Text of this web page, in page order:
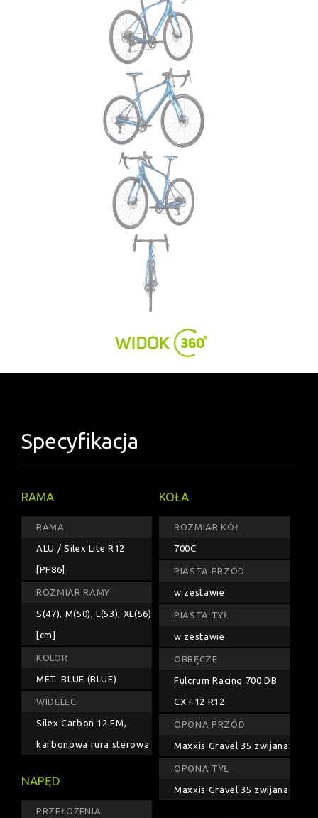
Specyfikacja
RAMA
RAMA
ALU / Silex Lite R12
[PF86]
ROZMIAR RAMY
S(47), M(50), L(53), XL(56)
[cm]
KOLOR
MET. BLUE (BLUE)
WIDELEC
Silex Carbon 12 FM,
karbonowa rura sterowa
NAPĘD
PRZEŁOŻENIA
KOŁA
ROZMIAR KÓŁ
700C
PIASTA PRZÓD
w zestawie
PIASTA TYŁ
w zestawie
OBRĘCZE
Fulcrum Racing 700 DB
CX F12 R12
OPONA PRZÓD
Maxxis Gravel 35 zwijana
OPONA TYŁ
Maxxis Gravel 35 zwijana